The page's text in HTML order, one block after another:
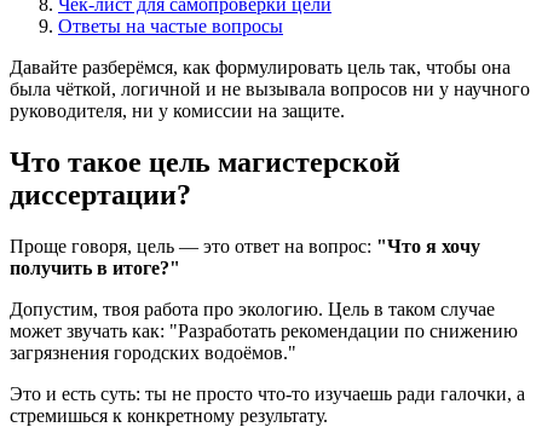
Ответы на частые вопросы
Давайте разберёмся, как формулировать цель так, чтобы она
была чёткой, логичной и не вызывала вопросов ни у научного
руководителя, ни у комиссии на защите.
Что такое цель магистерской
диссертации?
Проще говоря, цель — это ответ на вопрос: "Что я хочу
получить в итоге?"
Допустим, твоя работа про экологию. Цель в таком случае
может звучать как: "Разработать рекомендации по снижению
загрязнения городских водоёмов."
Это и есть суть: ты не просто что-то изучаешь ради галочки, а
стремишься к конкретному результату.